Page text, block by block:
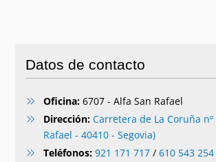
Datos de contacto
Oficina:6707 - Alfa San Rafael
Dirección: Carretera de La Coruña nº
Rafael - 40410 - Segovia)
Teléfonos: 921 171 717/ 610 543 254